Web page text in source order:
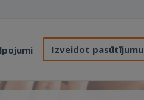
Izveidot pasūtījumu